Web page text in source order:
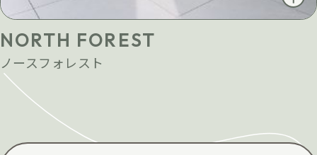
NORTH FOREST
ノースフォレスト